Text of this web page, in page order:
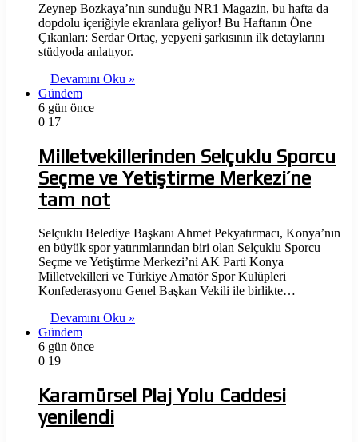
Zeynep Bozkaya’nın sunduğu NR1 Magazin, bu hafta da
dopdolu içeriğiyle ekranlara geliyor! Bu Haftanın Öne
Çıkanları: Serdar Ortaç, yepyeni şarkısının ilk detaylarını
stüdyoda anlatıyor.
Devamını Oku »
Gündem
6 gün önce
0 17
Milletvekillerinden Selçuklu Sporcu
Seçme ve Yetiştirme Merkezi’ne
tam not
Selçuklu Belediye Başkanı Ahmet Pekyatırmacı, Konya’nın
en büyük spor yatırımlarından biri olan Selçuklu Sporcu
Seçme ve Yetiştirme Merkezi’ni AK Parti Konya
Milletvekilleri ve Türkiye Amatör Spor Kulüpleri
Konfederasyonu Genel Başkan Vekili ile birlikte…
Devamını Oku »
Gündem
6 gün önce
0 19
Karamürsel Plaj Yolu Caddesi
yenilendi